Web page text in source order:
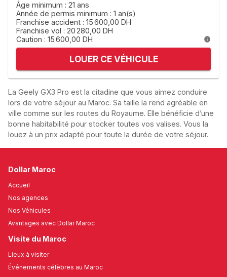
Âge minimum : 21 ans
Année de permis minimum : 1 an(s)
Franchise accident : 15 600,00 DH
Franchise vol : 20 280,00 DH
Caution : 15 600,00 DH
LOUER CE VÉHICULE
La Geely GX3 Pro est la citadine que vous aimez conduire
lors de votre séjour au Maroc. Sa taille la rend agréable en
ville comme sur les routes du Royaume. Elle bénéficie d’une
bonne habitabilité pour stocker toutes vos valises. Vous la
louez à un prix adapté pour toute la durée de votre séjour.
Dollar Maroc
Accueil
Nos agences
Nos Véhicules
Avantages avec Dollar Maroc
Visite du Maroc
Lieux à visiter
Événements célèbres au Maroc